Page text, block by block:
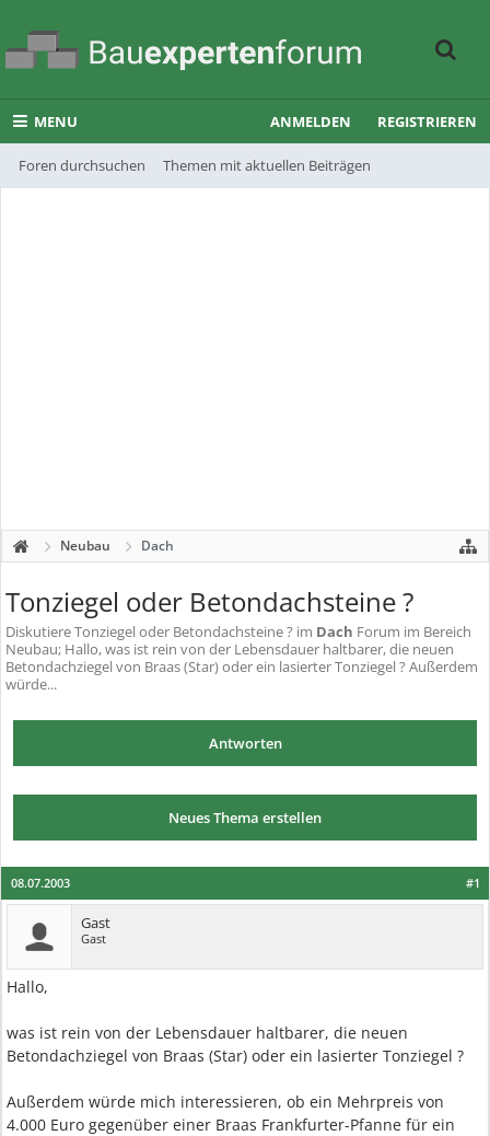
MENU
Foren durchsuchen Themen mit aktuellen Beiträgen
ANMELDEN REGISTRIEREN
Neubau Dach
Tonziegel oder Betondachsteine ?
DiskutiereTonziegel oder Betondachsteine ? im Dach Forum im Bereich
Neubau; Hallo, was ist rein von der Lebensdauer haltbarer, die neuen
Betondachziegel von Braas (Star) oder ein lasierter Tonziegel ? Außerdem
würde...
Antworten
Neues Thema erstellen
#1
08.07.2003
Gast
Gast
Hallo,
was ist rein von der Lebensdauer haltbarer, die neuen
Betondachziegel von Braas (Star) oder ein lasierter Tonziegel ?
Außerdem würde mich interessieren, ob ein Mehrpreis von
4.000 Euro gegenüber einer Braas Frankfurter-Pfanne für ein